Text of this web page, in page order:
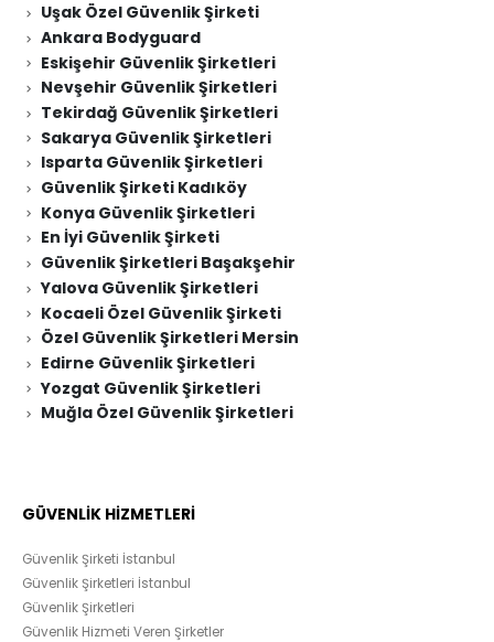
Uşak Özel Güvenlik Şirketi
Ankara Bodyguard
Eskişehir Güvenlik Şirketleri
Nevşehir Güvenlik Şirketleri
Tekirdağ Güvenlik Şirketleri
Sakarya Güvenlik Şirketleri
Isparta Güvenlik Şirketleri
Güvenlik Şirketi Kadıköy
Konya Güvenlik Şirketleri
En İyi Güvenlik Şirketi
Güvenlik Şirketleri Başakşehir
Yalova Güvenlik Şirketleri
Kocaeli Özel Güvenlik Şirketi
Özel Güvenlik Şirketleri Mersin
Edirne Güvenlik Şirketleri
Yozgat Güvenlik Şirketleri
Muğla Özel Güvenlik Şirketleri
GÜVENLİK HİZMETLERİ
Güvenlik Şirketi İstanbul
Güvenlik Şirketleri İstanbul
Güvenlik Şirketleri
Güvenlik Hizmeti Veren Şirketler